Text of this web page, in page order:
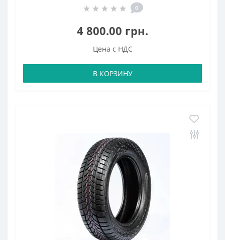
0
4 800.00 грн.
Цена с НДС
В КОРЗИНУ